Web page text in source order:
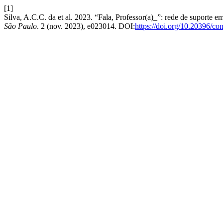
[1]
Silva, A.C.C. da et al. 2023. “Fala, Professor(a)_”: rede de suporte
São Paulo. 2 (nov. 2023), e023014. DOI:https://doi.org/10.20396/